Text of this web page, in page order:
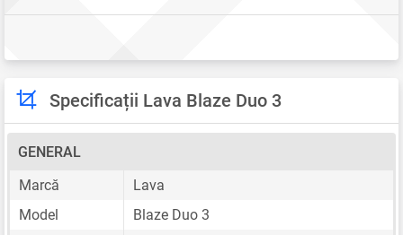
Specificații Lava Blaze Duo 3
GENERAL
Marcă
Lava
Model
Blaze Duo 3